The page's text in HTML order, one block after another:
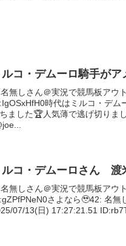
ルコ・デムーロ騎手がア
無しさん＠実況で競馬板アウ
時代はミルコ・デ
ました🏆人気薄で逃げ切り
ルコ・デムーロさん 渡
無しさん＠実況で競馬板アウ
さよなら🥹42: 名無
07/13(日) 17:27:21.51